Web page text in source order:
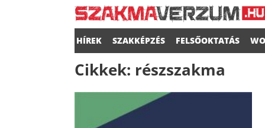
HÍREK SZAKKÉPZÉS FELSŐOKTATÁS
Cikkek: részszakma